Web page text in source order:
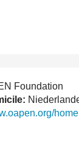
Foundation
home